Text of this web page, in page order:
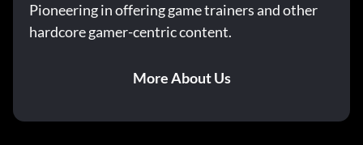
Pioneering in offering game trainers and other
hardcore gamer-centric content.
More About Us